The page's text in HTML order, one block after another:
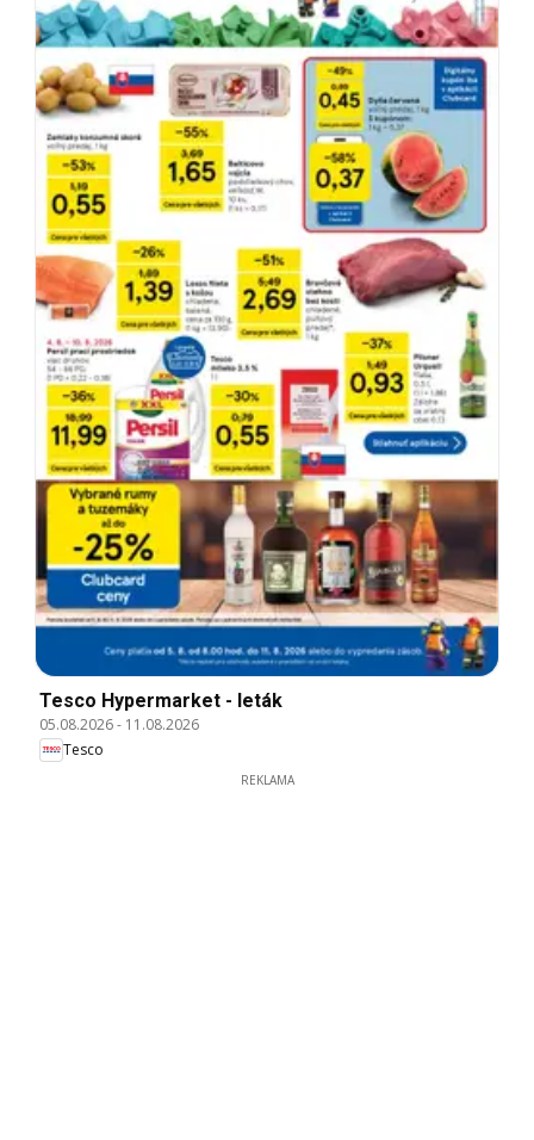
Tesco Hypermarket - leták
05.08.2026- 11.08.2026
Tesco
REKLAMA